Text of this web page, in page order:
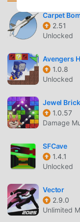
que você possa
alegria trazida pelo
4.1.13. Ao mesmo
plataforma especial
permitindo que
todos os amantes
está esperando?
arcade com
TELA
Como jogos
mapas e
muitos fãs de
mecanismo virtual
Com tecnologia
melhorada
Carpet
2.51
Unlocked
Avengers
1.0.8
Unlocked
Jewel
1.0.57
Damage
SFCave
1.4.1
Unlocked
Vector
2.9.0
Unlimited